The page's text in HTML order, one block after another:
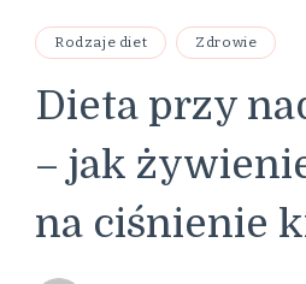
Rodzaje diet Zdrowie
Dieta przy
– jak
na ciśnienie